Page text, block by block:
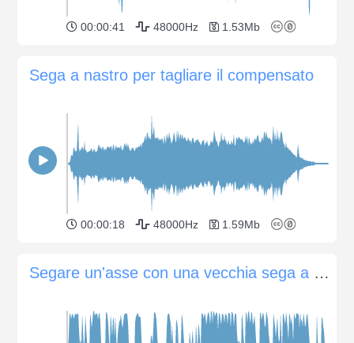
00:00:41 48000Hz 1.53Mb
Sega a nastro per tagliare il compensato
00:00:18 48000Hz 1.59Mb
Segare un'asse con una vecchia sega a mano arrugginita e opaca